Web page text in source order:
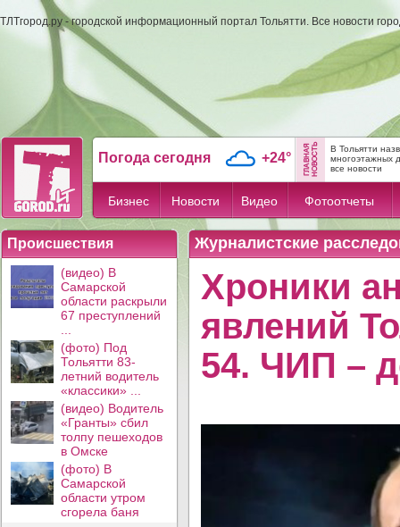
ТЛТгород.ру - городской информационный портал Тольятти. Все новости
Погода сегодня +24°
В Тольятти
многоэтажных
все новости
Бизнес Новости Видео Фотоотчеты
Происшествия
(видео) В
Самарской
области раскрыли
67 преступлений
(фото) Под
Тольятти 83-
летний водитель
«классики» ...
(видео) Водитель
«Гранты» сбил
толпу пешеходов
в Омске
(фото) В
Самарской
области утром
сгорела баня
Журналистские
Хроники
явлений
54. ЧИП –